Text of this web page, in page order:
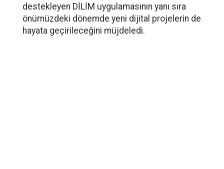
destekleyen DİLİM uygulamasının yanı sıra
önümüzdeki dönemde yeni dijital projelerin de
hayata geçirileceğini müjdeledi.